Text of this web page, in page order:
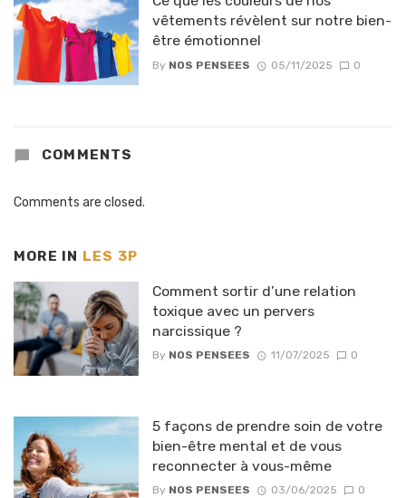
vêtements révèlent sur notre bien-
être émotionnel
By NOS PENSEES 05/11/2025 0
COMMENTS
Comments are closed.
MORE IN LES 3P
Comment sortir d’une relation
toxique avec un pervers
narcissique ?
By NOS PENSEES 11/07/2025 0
5 façons de prendre soin de votre
bien-être mental et de vous
reconnecter à vous-même
By NOS PENSEES 03/06/2025 0